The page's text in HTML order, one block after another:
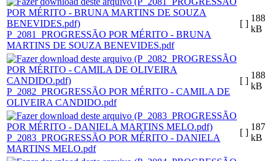
P_2081_PROGRESSÃO POR MÉRITO - BRUNA
MARTINS DE SOUZA BENEVIDES.pdf
[ ]
188
kB
P_2082_PROGRESSÃO POR MÉRITO - CAMILA DE
OLIVEIRA CANDIDO.pdf
[ ]
188
kB
P_2083_PROGRESSÃO POR MÉRITO - DANIELA
MARTINS MELO.pdf
[ ]
187
kB